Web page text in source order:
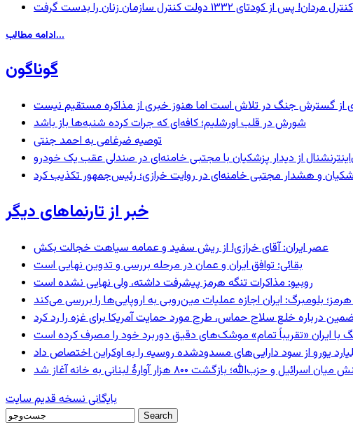
ادامه مطالب...
گوناگون
از گسترش جنگ در تلاش است اما هنوز خبری از مذاکره مستقیم نیست
شورش در قلب اورشلیم؛ کافه‌ای که جرات کرده شنبه‌ها باز باشد
توصیه ضرغامی به احمد جنتی
از دیدار پزشکیان با مجتبی خامنه‌ای در صندلی عقب یک خودرو
خبر از تارنماهای دیگر
عصر ایران: آقای خرازی! از ریش سفید و عمامه سیاهت خجالت بکش
بقائی: توافق ایران و عمان در مرحله بررسی و تدوین نهایی است
روبیو: مذاکرات تنگه هرمز پیشرفت داشته، ولی نهایی نشده است
بلومبرگ: ایران اجازه عملیات مین‌روبی به اروپایی‌ها را بررسی می‌کند
درباره خلع سلاح حماس، طرح مورد حمایت آمریکا برای غزه را رد کرد
با ایران «تقریباً تمام» موشک‌های دقیق دوربرد خود را مصرف کرده است
و حزب‌الله؛ بازگشت ۸۰۰ هزار آوارۀ لبنانی به خانه‌ آغاز شد
بایگانی نسخه قدیم سایت